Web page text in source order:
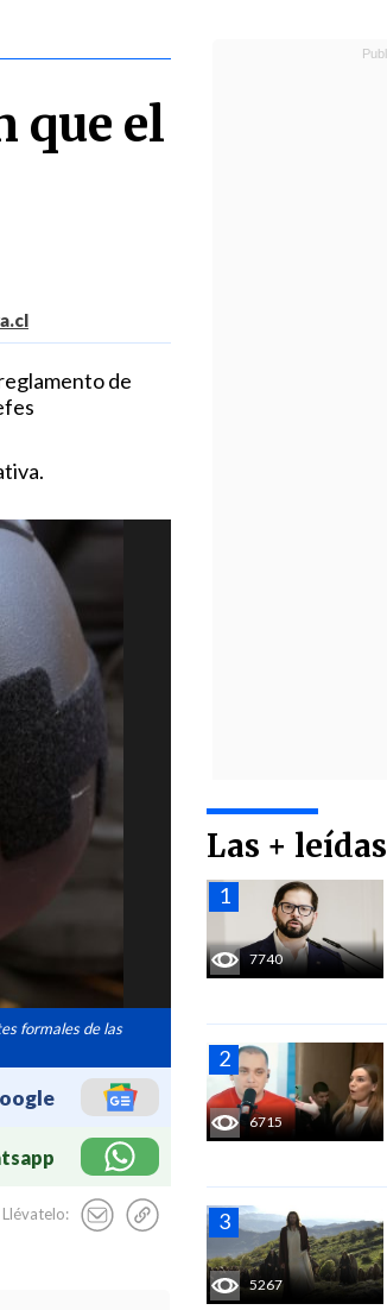
que el
de
formales de las
Llévatelo:
Las + leídas
7740
6715
5267